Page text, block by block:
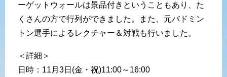
ーゲットウォールは景品付きということもあり、た
くさんの方で行列ができました。また、元バドミン
トン選手によるレクチャー＆対戦も行いました。
＜詳細＞
日時：11月3日(金・祝)11:00～16:00